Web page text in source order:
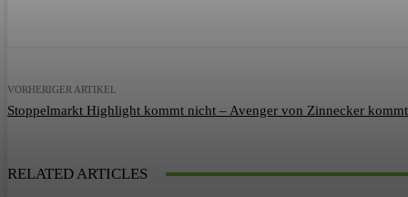
VORHERIGER ARTIKEL
Stoppelmarkt Highlight kommt nicht – Avenger von Zinnecker kommt
RELATED ARTICLES